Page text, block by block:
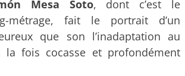
Mesa Soto, dont c’est le
métrage, fait le portrait d’un
que son l’inadaptation au
fois cocasse et profondément